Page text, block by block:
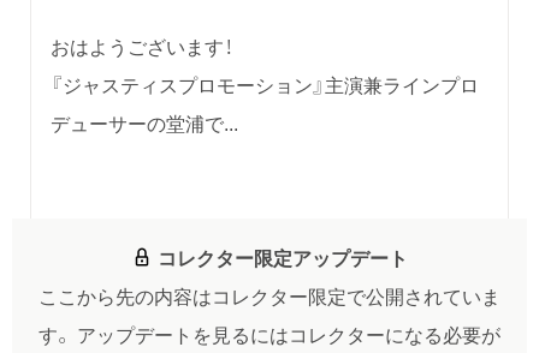
おはようございます！
『ジャスティスプロモーション』主演兼ラインプロ
デューサーの堂浦で...
コレクター限定アップデート
ここから先の内容はコレクター限定で公開されていま
す。 アップデートを見るにはコレクターになる必要が